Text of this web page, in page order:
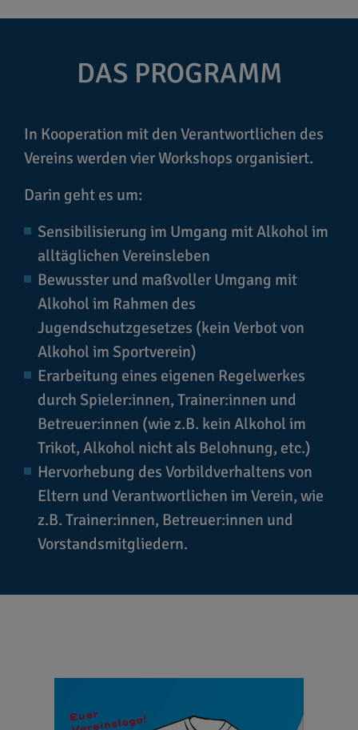
DAS PROGRAMM
In Kooperation mit den Verantwortlichen des
Vereins werden vier Workshops organisiert.
Darin geht es um:
Sensibilisierung im Umgang mit Alkohol im
alltäglichen Vereinsleben
Bewusster und maßvoller Umgang mit
Alkohol im Rahmen des
Jugendschutzgesetzes (kein Verbot von
Alkohol im Sportverein)
Erarbeitung eines eigenen Regelwerkes
durch Spieler:innen, Trainer:innen und
Betreuer:innen (wie z.B. kein Alkohol im
Trikot, Alkohol nicht als Belohnung, etc.)
Hervorhebung des Vorbildverhaltens von
Eltern und Verantwortlichen im Verein, wie
z.B. Trainer:innen, Betreuer:innen und
Vorstandsmitgliedern.